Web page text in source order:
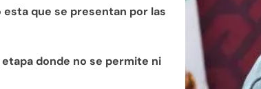
esta que se presentan por las
etapa donde no se permite ni